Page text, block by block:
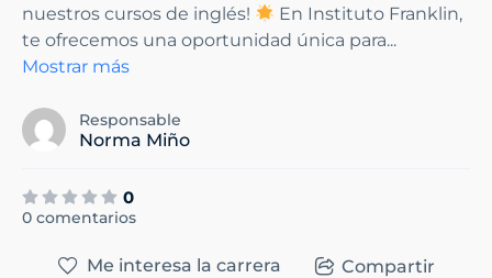
nuestros cursos de inglés!
En Instituto Franklin,
te ofrecemos una oportunidad única para...
Mostrar más
Responsable
Norma Miño
0
0 comentarios
Me interesa la carrera Compartir